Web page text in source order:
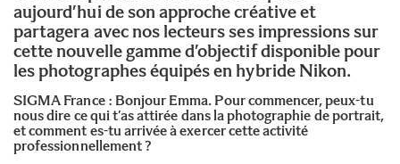
aujourd’hui de son approche créative et
partagera avec nos lecteurs ses impressions sur
cette nouvelle gamme d’objectif disponible pour
les photographes équipés en hybride Nikon.
SIGMA France : Bonjour Emma. Pour commencer, peux-tu
nous dire ce qui t’as attirée dans la photographie de portrait,
et comment es-tu arrivée à exercer cette activité
professionnellement ?